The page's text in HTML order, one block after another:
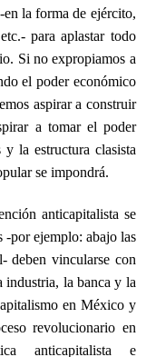
la forma de ejército,
para aplastar todo
Si no expropiamos a
el poder económico
aspirar a construir
a tomar el poder
la estructura clasista
se impondrá.
anticapitalista se
-por ejemplo: abajo las
deben vincularse con
industria, la banca y la
en México y
revolucionario en
anticapitalista e